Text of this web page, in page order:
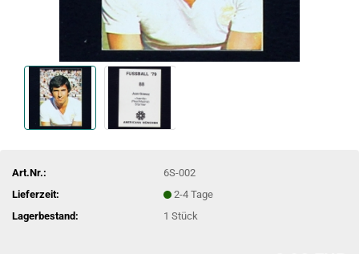
Art.Nr.:
6S-002
Lieferzeit:
2-4 Tage
Lagerbestand:
1Stück